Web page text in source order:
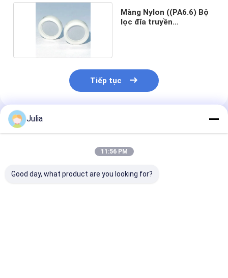
Màng Nylon ((PA6.6) Bộ
lọc đĩa truyền
Tiếp tục
Sản Phẩm Khuyến Cáo
Julia
11:56 PM
Good day, what product are you looking for?